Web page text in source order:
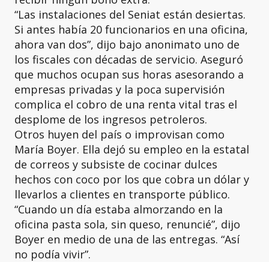
“Las instalaciones del Seniat están desiertas.
Si antes había 20 funcionarios en una oficina,
ahora van dos”, dijo bajo anonimato uno de
los fiscales con décadas de servicio. Aseguró
que muchos ocupan sus horas asesorando a
empresas privadas y la poca supervisión
complica el cobro de una renta vital tras el
desplome de los ingresos petroleros.
Otros huyen del país o improvisan como
María Boyer. Ella dejó su empleo en la estatal
de correos y subsiste de cocinar dulces
hechos con coco por los que cobra un dólar y
llevarlos a clientes en transporte público.
“Cuando un día estaba almorzando en la
oficina pasta sola, sin queso, renuncié”, dijo
Boyer en medio de una de las entregas. “Así
no podía vivir”.